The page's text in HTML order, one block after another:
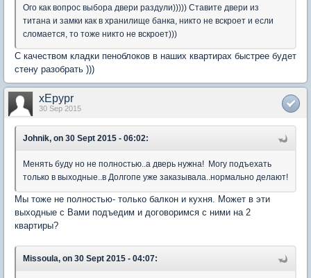
Ого как вопрос выбора двери раздули))))) Ставите двери из
титана и замки как в хранилище банка, никто не вскроет и если
сломается, то тоже никто не вскроет)))
C качеством кладки пеноблоков в наших квартирах быстрее будет
стену разобрать )))
xEpypr
30 Sep 2015
Johnik, on 30 Sept 2015 - 06:02:
Менять буду но не полностью..а дверь нужна! Могу подъехать
только в выходные..в Долгопе уже заказывала..нормально делают!
Мы тоже не полностью- только балкон и кухня. Может в эти
выходные с Вами подъедим и договоримся с ними на 2
квартиры?
Missoula, on 30 Sept 2015 - 04:07: